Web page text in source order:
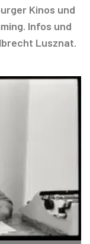
Kinos und
Infos und
Lusznat.